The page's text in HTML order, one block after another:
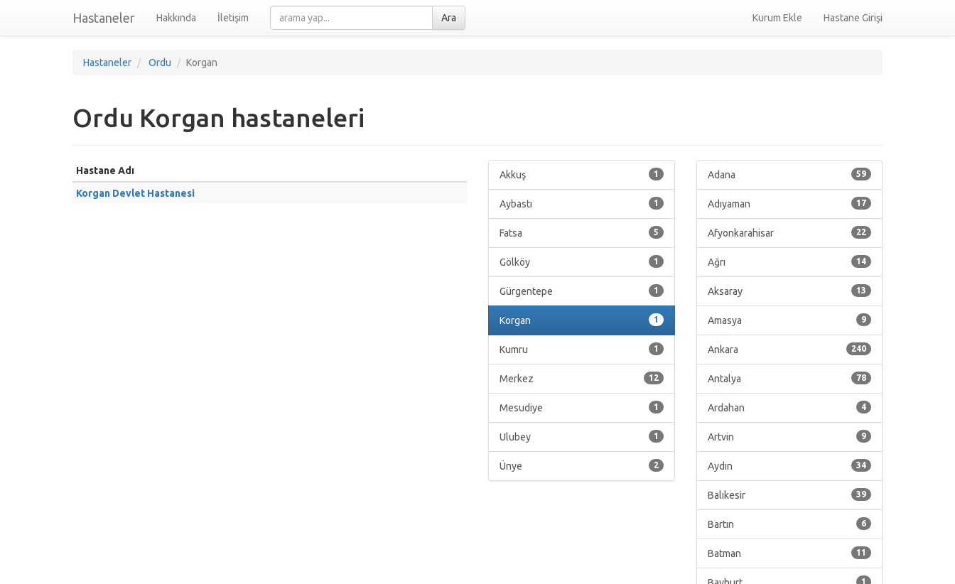
Hastaneler Hakkında İletişim Ara Kurum Ekle Hastane Girişi
Hastaneler Ordu Korgan
Ordu Korgan hastaneleri
Hastane Adı
Korgan Devlet Hastanesi
1
Akkuş
1
Aybastı
5
Fatsa
1
Gölköy
1
Gürgentepe
1
Korgan
1
Kumru
12
Merkez
1
Mesudiye
1
Ulubey
2
Ünye
59
Adana
17
Adıyaman
22
Afyonkarahisar
14
Ağrı
13
Aksaray
9
Amasya
240
Ankara
78
Antalya
4
Ardahan
9
Artvin
34
Aydın
39
Balıkesir
6
Bartın
11
Batman
1